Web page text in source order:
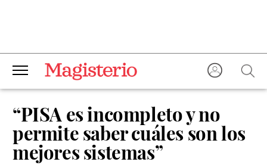
“PISA es incompleto y no
permite saber cuáles son los
mejores sistemas”